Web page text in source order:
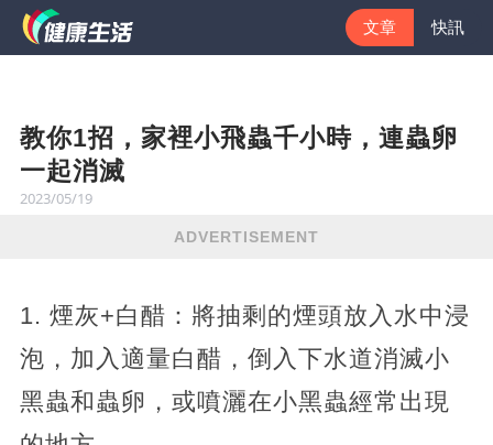
文章 快訊
教你1招，家裡小飛蟲千小時，連蟲卵
一起消滅
2023/05/19
ADVERTISEMENT
1. 煙灰+白醋：將抽剩的煙頭放入水中浸
泡，加入適量白醋，倒入下水道消滅小
黑蟲和蟲卵，或噴灑在小黑蟲經常出現